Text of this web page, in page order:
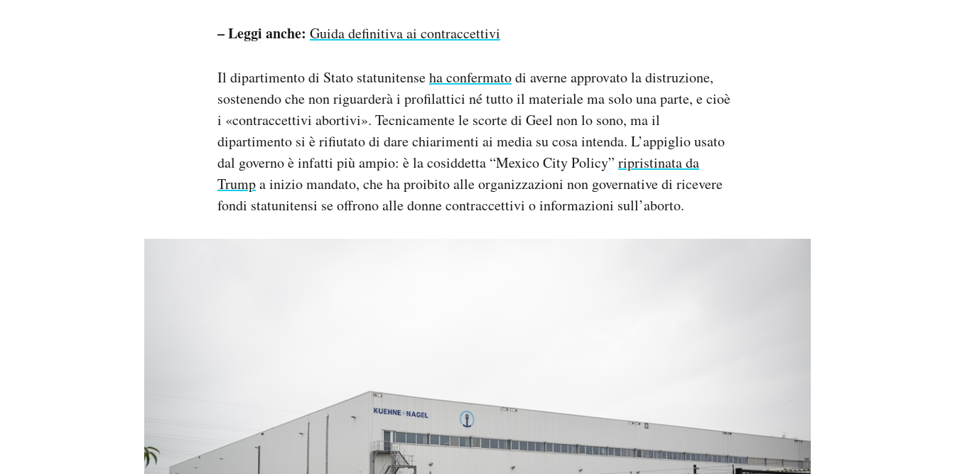
– Leggi anche: Guida definitiva ai contraccettivi
Il dipartimento di Stato statunitenseha confermatodi averne approvato la distruzione,
sostenendo che non riguarderà i profilattici né tutto il materiale ma solo una parte, e cioè
i «contraccettivi abortivi». Tecnicamente le scorte di Geel non lo sono, ma il
dipartimento si è rifiutato di dare chiarimenti ai media su cosa intenda. L’appiglio usato
dal governo è infatti più ampio: è la cosiddetta “Mexico City Policy” ripristinata da
Trumpa inizio mandato, che ha proibito alle organizzazioni non governative di ricevere
fondi statunitensi se offrono alle donne contraccettivi o informazioni sull’aborto.